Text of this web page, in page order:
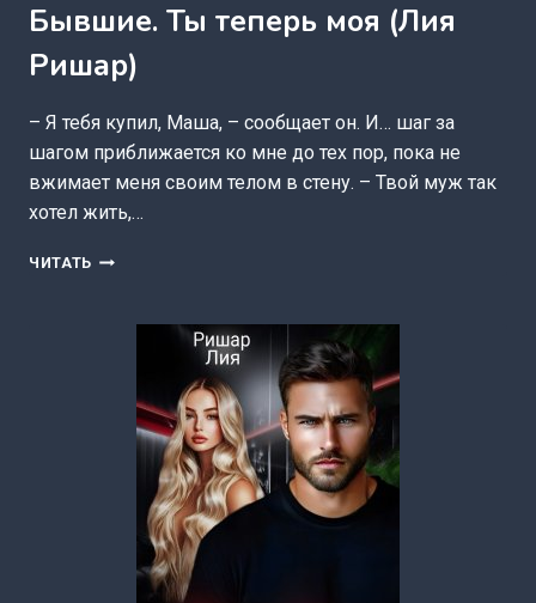
Бывшие. Ты теперь моя (Лия
Ришар)
– Я тебя купил, Маша, – сообщает он. И… шаг за
шагом приближается ко мне до тех пор, пока не
вжимает меня своим телом в стену. – Твой муж так
хотел жить,…
ЧИТАТЬ БЫВШИЕ.